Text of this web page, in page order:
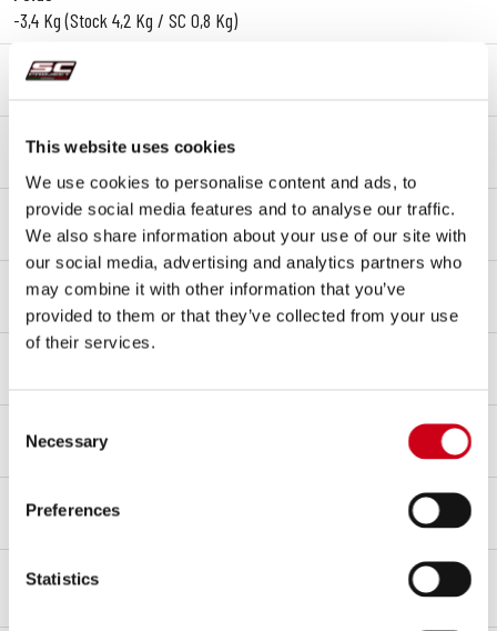
This website uses cookies
We use cookies to personalise content and ads, to
provide social media features and to analyse our traffic.
We also share information about your use of our site with
our social media, advertising and analytics partners who
may combine it with other information that you’ve
provided to them or that they’ve collected from your use
of their services.
Selection
Necessary
Preferences
Statistics
-3,4 Kg (Stock 4,2 Kg / SC 0,8 Kg)
Ligne
Matériau du corps
Matériau de embout
Titane
Matériau du raccord
Titane
Type de Fixation
Non
Racing